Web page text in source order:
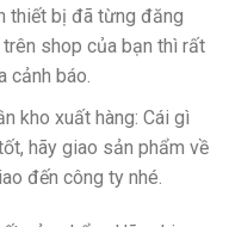
thiết bị đã từng đăng
shop của bạn thì rất
cảnh báo.
kho xuất hàng: Cái gì
hãy giao sản phẩm về
đến công ty nhé.